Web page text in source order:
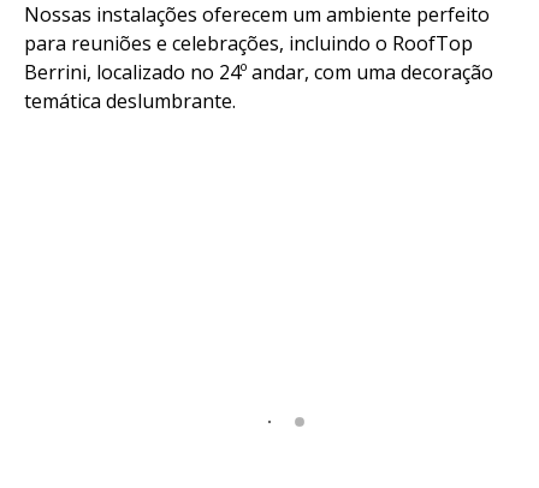
Nossas instalações oferecem um ambiente perfeito
para reuniões e celebrações, incluindo o RoofTop
Berrini, localizado no 24º andar, com uma decoração
temática deslumbrante.